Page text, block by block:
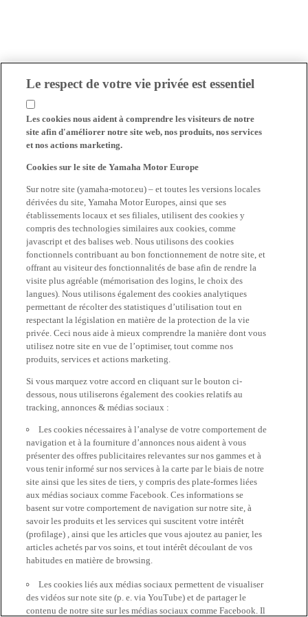
Le respect de votre vie privée est essentiel
Les cookies nous aident à comprendre les visiteurs de notre
site afin d'améliorer notre site web, nos produits, nos services
et nos actions marketing.
Cookies sur le site de Yamaha Motor Europe
Sur notre site (yamaha-motor.eu) – et toutes les versions locales
dérivées du site, Yamaha Motor Europes, ainsi que ses
établissements locaux et ses filiales, utilisent des cookies y
compris des technologies similaires aux cookies, comme
javascript et des balises web. Nous utilisons des cookies
fonctionnels contribuant au bon fonctionnement de notre site, et
offrant au visiteur des fonctionnalités de base afin de rendre la
visite plus agréable (mémorisation des logins, le choix des
langues). Nous utilisons également des cookies analytiques
permettant de récolter des statistiques d’utilisation tout en
respectant la législation en matière de la protection de la vie
privée. Ceci nous aide à mieux comprendre la manière dont vous
utilisez notre site en vue de l’optimiser, tout comme nos
produits, services et actions marketing.
Si vous marquez votre accord en cliquant sur le bouton ci-
dessous, nous utiliserons également des cookies relatifs au
tracking, annonces & médias sociaux :
Les cookies nécessaires à l’analyse de votre comportement de
navigation et à la fourniture d’annonces nous aident à vous
présenter des offres publicitaires relevantes sur nos gammes et à
vous tenir informé sur nos services à la carte par le biais de notre
site ainsi que les sites de tiers, y compris des plate-formes liées
aux médias sociaux comme Facebook. Ces informations se
basent sur votre comportement de navigation sur notre site, à
savoir les produits et les services qui suscitent votre intérêt
(profilage) , ainsi que les articles que vous ajoutez au panier, les
articles achetés par vos soins, et tout intérêt découlant de vos
habitudes en matière de browsing.
Les cookies liés aux médias sociaux permettent de visualiser
des vidéos sur note site (p. e. via YouTube) et de partager le
contenu de notre site sur les médias sociaux comme Facebook. Il